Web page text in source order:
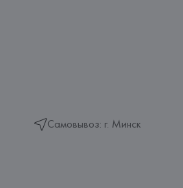
Самовывоз: г. Минск